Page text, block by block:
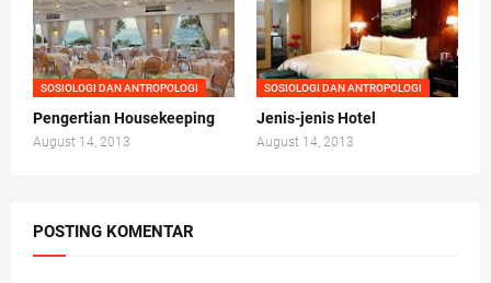
SOSIOLOGI DAN ANTROPOLOGI
Pengertian Housekeeping
August 14, 2013
SOSIOLOGI DAN ANTROPOLOGI
Jenis-jenis Hotel
August 14, 2013
POSTING KOMENTAR